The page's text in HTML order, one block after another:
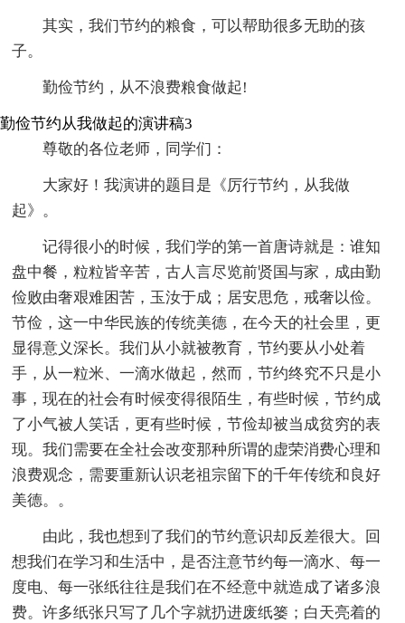
其实，我们节约的粮食，可以帮助很多无助的孩
子。
勤俭节约，从不浪费粮食做起!
勤俭节约从我做起的演讲稿3
尊敬的各位老师，同学们：
大家好！我演讲的题目是《厉行节约，从我做
起》。
记得很小的时候，我们学的第一首唐诗就是：谁知
盘中餐，粒粒皆辛苦，古人言尽览前贤国与家，成由勤
俭败由奢艰难困苦，玉汝于成；居安思危，戒奢以俭。
节俭，这一中华民族的传统美德，在今天的社会里，更
显得意义深长。我们从小就被教育，节约要从小处着
手，从一粒米、一滴水做起，然而，节约终究不只是小
事，现在的社会有时候变得很陌生，有些时候，节约成
了小气被人笑话，更有些时候，节俭却被当成贫穷的表
现。我们需要在全社会改变那种所谓的虚荣消费心理和
浪费观念，需要重新认识老祖宗留下的千年传统和良好
美德。。
由此，我也想到了我们的节约意识却反差很大。回
想我们在学习和生活中，是否注意节约每一滴水、每一
度电、每一张纸往往是我们在不经意中就造成了诸多浪
费。许多纸张只写了几个字就扔进废纸篓；白天亮着的